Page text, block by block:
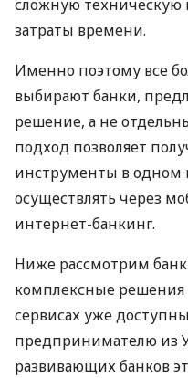
сложную
затраты времени.
Именно поэтому все
выбирают банки,
решение, а не
подход позволяет
инструменты в одном
осуществлять через
интернет-банкинг.
Ниже рассмотрим
комплексные решения
сервисах уже
предпринимателю из
развивающих банков